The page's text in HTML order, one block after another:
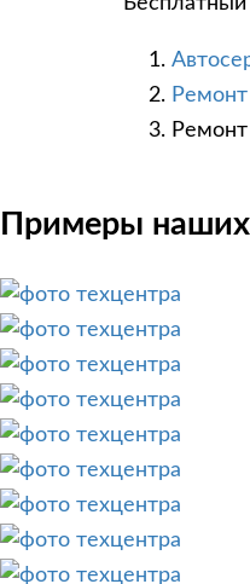
Примеры